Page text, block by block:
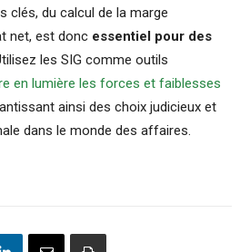
clés, du calcul de la marge
net, est donc essentiel pour des
les SIG comme outils
en lumière les forces et faiblesses
ainsi des choix judicieux et
dans le monde des affaires.